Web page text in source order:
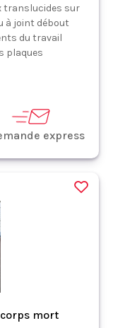
translucides sur
à joint débout
du travail
plaques
express
corps mort